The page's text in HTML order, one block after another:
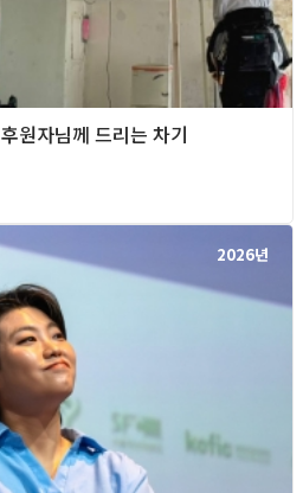
원자님께 드리는 차기
2026년